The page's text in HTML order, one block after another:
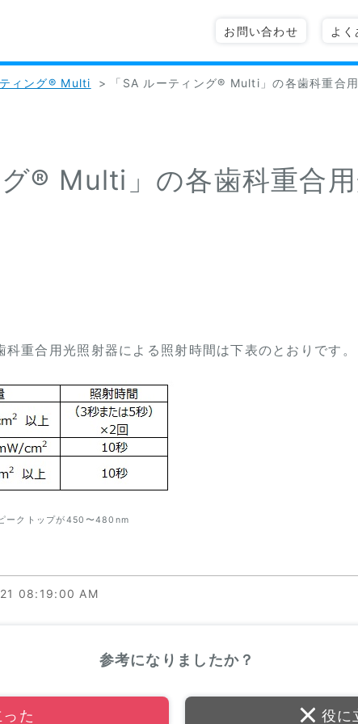
お問い合わせ よ
ィング® Multi > 「SA ルーティング® Multi」の各歯科重合
グ® Multi」の各歯科重合
重合用光照射器による照射時間は下表のとおりです。
ークトップが450〜480nm
08:19:00 AM
参考になりましたか？
た 役に